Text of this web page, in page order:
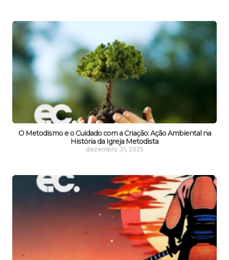
O Metodismo e o Cuidado com a Criação: Ação Ambiental na
História da Igreja Metodista
dezembro 31, 2025